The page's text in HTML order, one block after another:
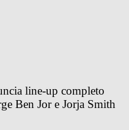
line-up completo
Ben Jor e Jorja Smith